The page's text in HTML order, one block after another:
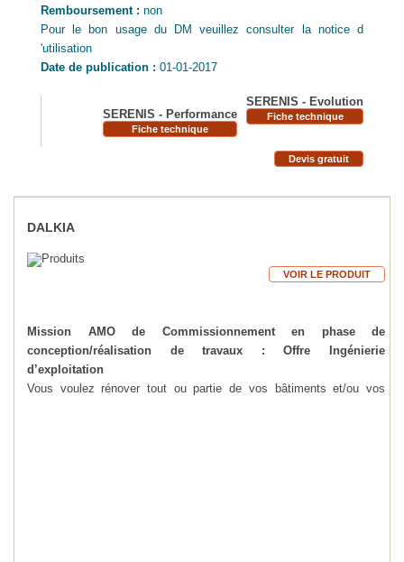
Remboursement : non
Pour le bon usage du DM veuillez consulter la notice d
'utilisation
Date de publication : 01-01-2017
SERENIS - Evolution
Fiche technique
SERENIS - Performance
Fiche technique
Devis gratuit
DALKIA
VOIR LE PRODUIT
Mission AMO de Commissionnement en phase de
conception/réalisation de travaux : Offre Ingénierie
d’exploitation
Vous voulez rénover tout ou partie de vos bâtiments et/ou vos